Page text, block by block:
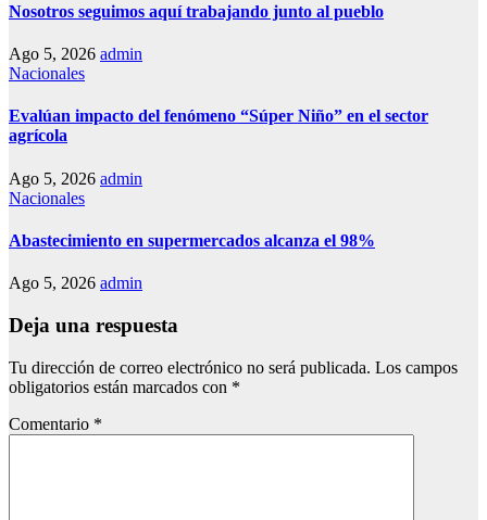
Nosotros seguimos aquí trabajando junto al pueblo
Ago 5, 2026 admin
Nacionales
Evalúan impacto del fenómeno “Súper Niño” en el sector
agrícola
Ago 5, 2026 admin
Nacionales
Abastecimiento en supermercados alcanza el 98%
Ago 5, 2026 admin
Deja una respuesta
Tu dirección de correo electrónico no será publicada. Los campos
obligatorios están marcados con *
Comentario *